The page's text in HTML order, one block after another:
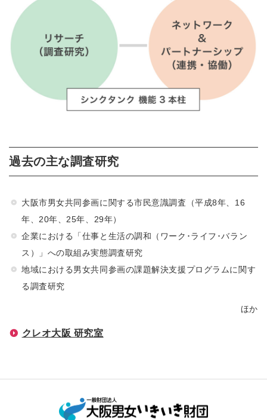
過去の主な調査研究
大阪市男女共同参画に関する市民意識調査（平成8年、16
年、20年、25年、29年）
企業における「仕事と生活の調和（ワーク･ライフ･バラン
ス）」への取組み実態調査研究
地域における男女共同参画の課題解決支援プログラムに関す
る調査研究
ほか
クレオ大阪 研究室